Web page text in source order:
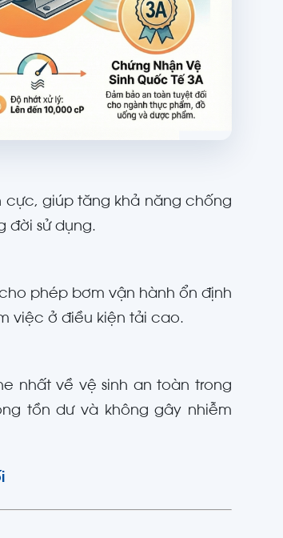
cực, giúp tăng khả năng chống
đời sử dụng.
phép bơm vận hành ổn định
việc ở điều kiện tải cao.
nhất về vệ sinh an toàn trong
tồn dư và không gây nhiễm